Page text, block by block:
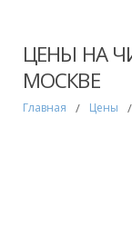
ЦЕНЫ НА
МОСКВЕ
Главная / Цены /